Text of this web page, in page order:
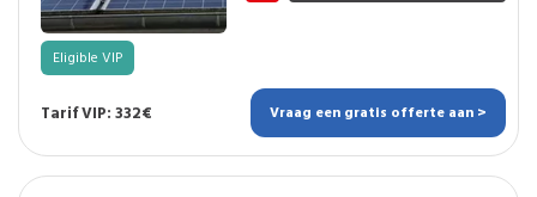
Eligible VIP
Tarif VIP: 332€ Vraag een gratis offerte aan >